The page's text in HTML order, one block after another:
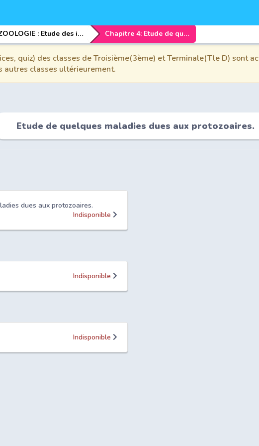
ZOOLOGIE : Etude des invertÃ©brÃ©s. Chapitre 4: Etude de quelques maladies dues aux protozoaires.
quiz) des classes de Troisième(3ème) et Terminale(Tle D) sont
autres classes ultérieurement.
Etude de quelques maladies dues aux protozoaires.
dues aux protozoaires.
Indisponible
Indisponible
Indisponible